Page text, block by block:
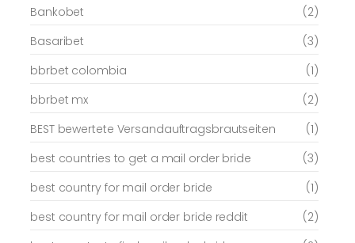
Bankobet
(2)
Basaribet
(3)
bbrbet colombia
(1)
bbrbet mx
(2)
BEST bewertete Versandauftragsbrautseiten
(1)
best countries to get a mail order bride
(3)
best country for mail order bride
(1)
best country for mail order bride reddit
(2)